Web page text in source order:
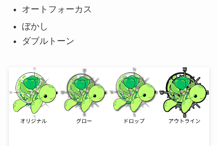
オートフォーカス
ぼかし
ダブルトーン